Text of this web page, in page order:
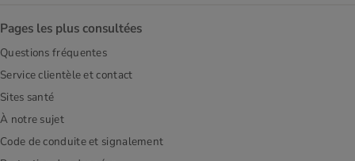
Pages les plus consultées
Questions fréquentes
Service clientèle et contact
Sites santé
À notre sujet
Code de conduite et signalement